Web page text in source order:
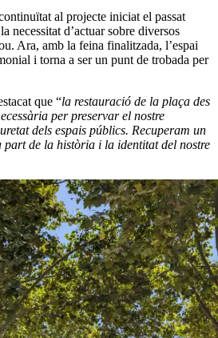
al projecte iniciat el passat
necessitat d’actuar sobre diversos
Ara, amb la feina finalitzada, l’espai
i torna a ser un punt de trobada per
que “la restauració de la plaça des
per preservar el nostre
dels espais públics. Recuperam un
part de la història i la identitat del nostre